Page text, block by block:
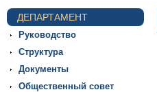
ДЕПАРТАМЕНТ
Руководство
Структура
Документы
Общественный совет